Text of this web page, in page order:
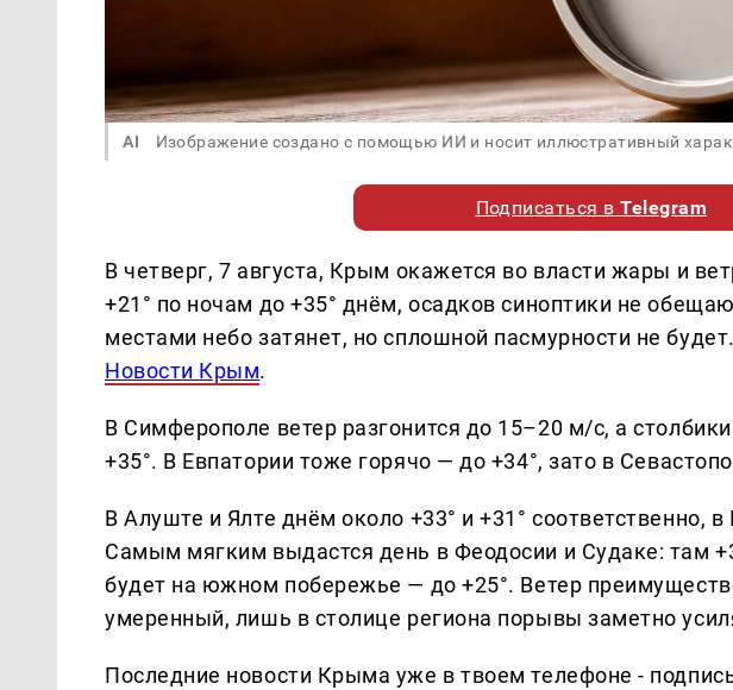
AI Изображение создано с помощью ИИ и носит иллюстративный
Подписаться вTelegram
В четверг, 7 августа, Крым окажется во власти жары и
+21° по ночам до +35° днём, осадков синоптики не
местами небо затянет, но сплошной пасмурности не
Новости Крым.
В Симферополе ветер разгонится до 15–20 м/с, а
+35°. В Евпатории тоже горячо — до +34°, зато в
В Алуште и Ялте днём около +33° и +31° соответственно,
Самым мягким выдастся день в Феодосии и Судаке: там
будет на южном побережье — до +25°. Ветер
умеренный, лишь в столице региона порывы заметно
Последние новости Крыма уже в твоем телефоне -